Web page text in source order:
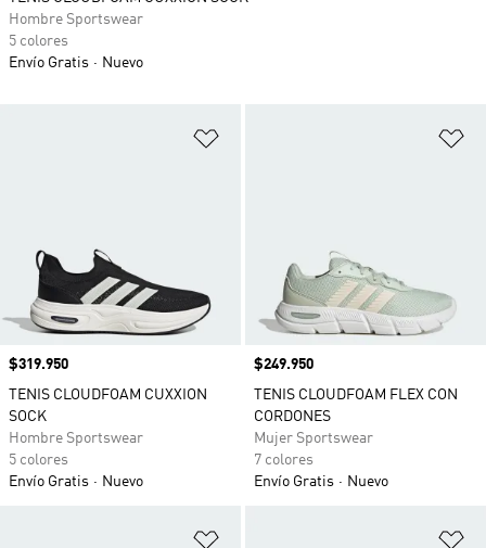
Precio
$319.950
TENIS CLOUDFOAM CUXXION
SOCK
Hombre Sportswear
5 colores
Envío Gratis
Nuevo
Precio
$249.950
TENIS CLOUDFOAM FLEX CON
CORDONES
Mujer Sportswear
7 colores
Envío Gratis
Nuevo
Hombre Sportswear
5 colores
Envío Gratis
Nuevo